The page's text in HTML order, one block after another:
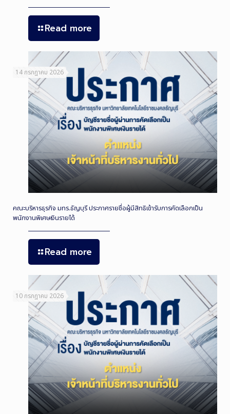
Read more
14 กรกฎาคม 2026
คณะบริหารธุรกิจ มทร.ธัญบุรี ประกาศรายชื่อผู้มีสิทธิเข้ารับการคัดเลือกเป็น
พนักงานพิเศษเงินรายได้
Read more
10 กรกฎาคม 2026